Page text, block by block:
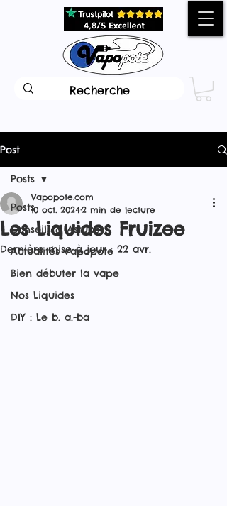
Post
Posts
Conseils & Astuces
Actualités Vapopote
Bien débuter la vape
Nos Liquides
DIY : Le b. a.-ba
Posts
Les Liquides Fruizee
Vapopote.com
10 oct. 20242 min de lecture
Dernière mise à jour : 22 avr.